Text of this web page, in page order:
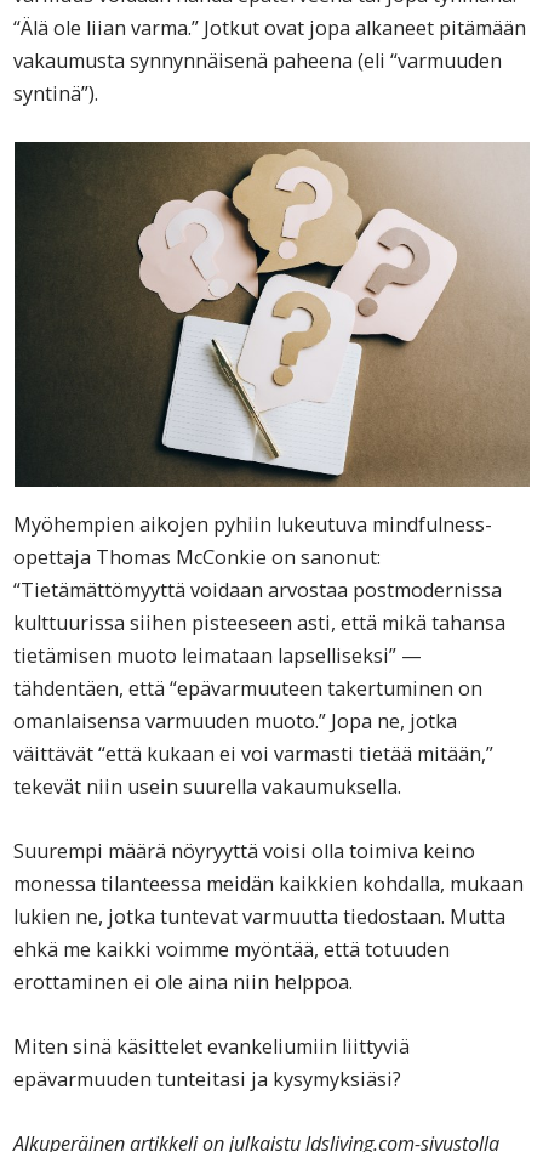
“Älä ole liian varma.” Jotkut ovat jopa alkaneet pitämään
vakaumusta synnynnäisenä paheena (eli “varmuuden
syntinä”).
Myöhempien aikojen pyhiin lukeutuva mindfulness-
opettaja Thomas McConkie on sanonut:
“Tietämättömyyttä voidaan arvostaa postmodernissa
kulttuurissa siihen pisteeseen asti, että mikä tahansa
tietämisen muoto leimataan lapselliseksi” —
tähdentäen, että “epävarmuuteen takertuminen on
omanlaisensa varmuuden muoto.” Jopa ne, jotka
väittävät “että kukaan ei voi varmasti tietää mitään,”
tekevät niin usein suurella vakaumuksella.
Suurempi määrä nöyryyttä voisi olla toimiva keino
monessa tilanteessa meidän kaikkien kohdalla, mukaan
lukien ne, jotka tuntevat varmuutta tiedostaan. Mutta
ehkä me kaikki voimme myöntää, että totuuden
erottaminen ei ole aina niin helppoa.
Miten sinä käsittelet evankeliumiin liittyviä
epävarmuuden tunteitasi ja kysymyksiäsi?
Alkuperäinen artikkeli on julkaistu ldsliving.com-sivustolla